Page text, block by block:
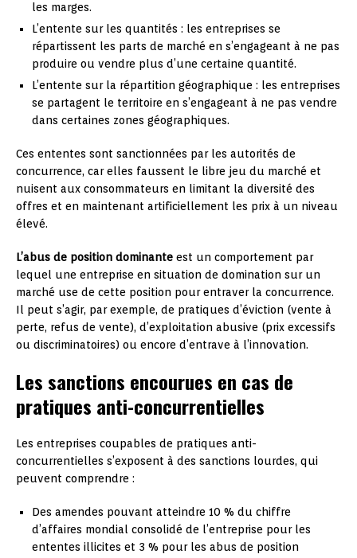
les marges.
L’entente sur les quantités : les entreprises se
répartissent les parts de marché en s’engageant à ne pas
produire ou vendre plus d’une certaine quantité.
L’entente sur la répartition géographique : les entreprises
se partagent le territoire en s’engageant à ne pas vendre
dans certaines zones géographiques.
Ces ententes sont sanctionnées par les autorités de
concurrence, car elles faussent le libre jeu du marché et
nuisent aux consommateurs en limitant la diversité des
offres et en maintenant artificiellement les prix à un niveau
élevé.
L’abus de position dominante est un comportement par
lequel une entreprise en situation de domination sur un
marché use de cette position pour entraver la concurrence.
Il peut s’agir, par exemple, de pratiques d’éviction (vente à
perte, refus de vente), d’exploitation abusive (prix excessifs
ou discriminatoires) ou encore d’entrave à l’innovation.
Les sanctions encourues en cas de
pratiques anti-concurrentielles
Les entreprises coupables de pratiques anti-
concurrentielles s’exposent à des sanctions lourdes, qui
peuvent comprendre :
Des amendes pouvant atteindre 10 % du chiffre
d’affaires mondial consolidé de l’entreprise pour les
ententes illicites et 3 % pour les abus de position